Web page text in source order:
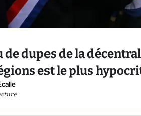
dupes de la
est le plus